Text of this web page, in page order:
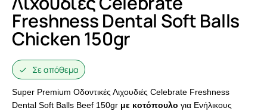
Freshness Dental Soft Balls
Chicken 150gr
Σε απόθεμα
Super Premium Οδοντικές Λιχουδιές Celebrate Freshness
Dental Soft Balls Beef 150gr με κοτόπουλο για Ενήλικους